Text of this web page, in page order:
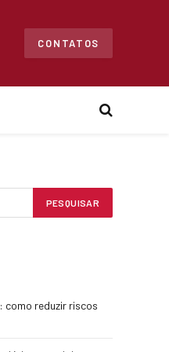
CONTATOS
reduzir riscos